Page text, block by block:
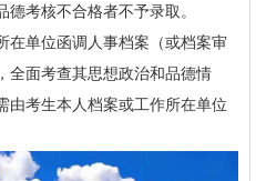
考核不合格者不予录取。
在单位函调人事档案（或档案审
全面考查其思想政治和品德情
由考生本人档案或工作所在单位